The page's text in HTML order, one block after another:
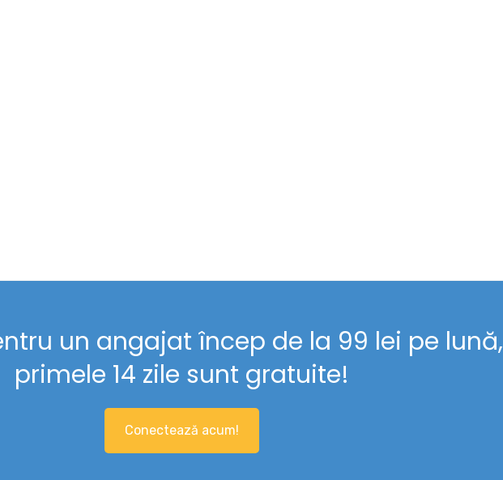
un angajat încep de la 99 lei pe lună,
primele 14 zile sunt gratuite!
Conectează acum!